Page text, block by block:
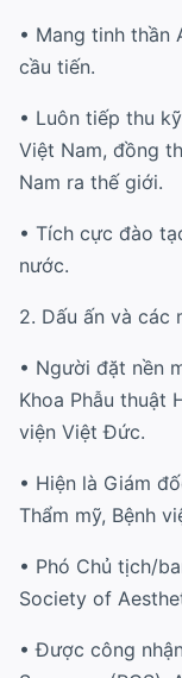
• Mang tinh thần
cầu tiến.
• Luôn tiếp thu
Việt Nam, đồng
Nam ra thế giới.
• Tích cực đào
nước.
2. Dấu ấn và các
• Người đặt nền
Khoa Phẫu thuật
viện Việt Đức.
• Hiện là Giám
Thẩm mỹ, Bệnh
• Phó Chủ tịch/
Society of
• Được công